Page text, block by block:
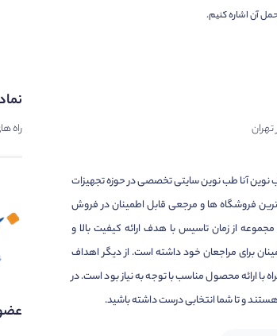
آن اشاره کنیم.
نوین آنا طب نوین سایتی تخصصی در حوزه تجهیزات
فروشگاه ها و مرجعی قابل اطمینان در فروش
از زمان تاسیس با هدف ارائه کیفیت بالا و
برای مراجعان خود داشته است. از دیگر اهداف
با ارائه محصول مناسب با توجه به نیاز بود است. در
هستند و تا شما انتخابی درست داشته باشید.
راه